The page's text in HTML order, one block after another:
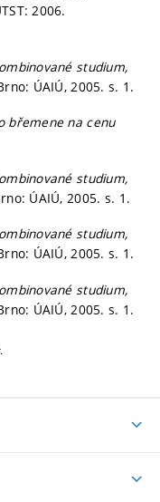
2006.
studium,
ÚAIÚ, 2005.s. 1.
břemene na cenu
studium,
ÚAIÚ, 2005. s. 1.
studium,
ÚAIÚ, 2005.s. 1.
studium,
ÚAIÚ, 2005.s. 1.